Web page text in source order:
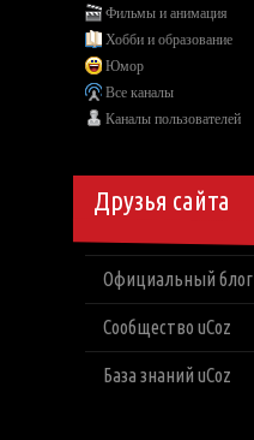
Фильмы и анимация
Хобби и образование
Юмор
Все каналы
Каналы пользователей
Друзья сайта
Официальный блог
Сообщество uCoz
База знаний uCoz